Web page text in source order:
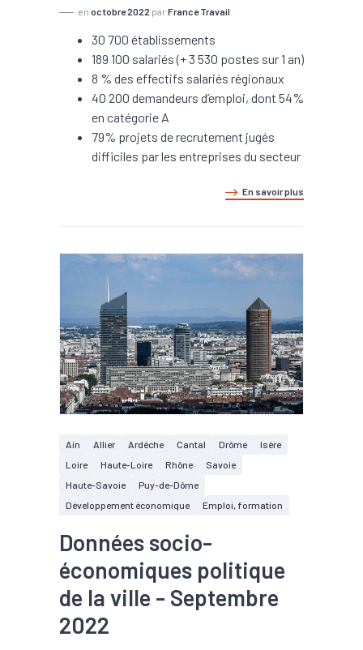
en octobre 2022 par France Travail
30 700 établissements
189 100 salariés (+ 3 530 postes sur 1 an)
8 % des effectifs salariés régionaux
40 200 demandeurs d’emploi, dont 54%
en catégorie A
79% projets de recrutement jugés
difficiles par les entreprises du secteur
En savoir plus
Ain Allier Ardèche Cantal Drôme
Isère
Loire
Haute-Loire Rhône
Savoie
Haute-Savoie
Puy-de-Dôme
Développement économique
Emploi, formation
Données socio-
économiques politique
de la ville - Septembre
2022